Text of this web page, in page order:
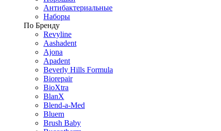
Антибактериальные
Наборы
По Бренду
Revyline
Aashadent
Ajona
Apadent
Beverly Hills Formula
Biorepair
BioXtra
BlanX
Blend-a-Med
Bluem
Brush Baby